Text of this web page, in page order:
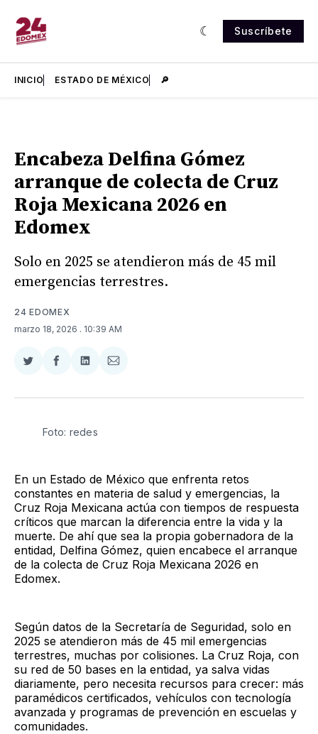
Suscríbete
INICIO ESTADO DE MÉXICO 🔎
Encabeza Delfina Gómez
arranque de colecta de Cruz
Roja Mexicana 2026 en
Edomex
Solo en 2025 se atendieron más de 45 mil
emergencias terrestres.
24 EDOMEX
marzo 18, 2026 . 10:39 AM
Compartir
Twitter
Compartir
Facebook
Compartir
LinkedIn
Compartir
Email
Foto: redes
En un Estado de México que enfrenta retos
constantes en materia de salud y emergencias, la
Cruz Roja Mexicana actúa con tiempos de respuesta
críticos que marcan la diferencia entre la vida y la
muerte. De ahí que sea la propia gobernadora de la
entidad, Delfina Gómez, quien encabece el arranque
de la colecta de Cruz Roja Mexicana 2026 en
Edomex.
Según datos de la Secretaría de Seguridad, solo en
2025 se atendieron más de 45 mil emergencias
terrestres, muchas por colisiones. La Cruz Roja, con
su red de 50 bases en la entidad, ya salva vidas
diariamente, pero necesita recursos para crecer: más
paramédicos certificados, vehículos con tecnología
avanzada y programas de prevención en escuelas y
comunidades.